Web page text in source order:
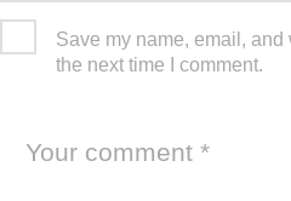
Save my name, email,
the next time I comment.